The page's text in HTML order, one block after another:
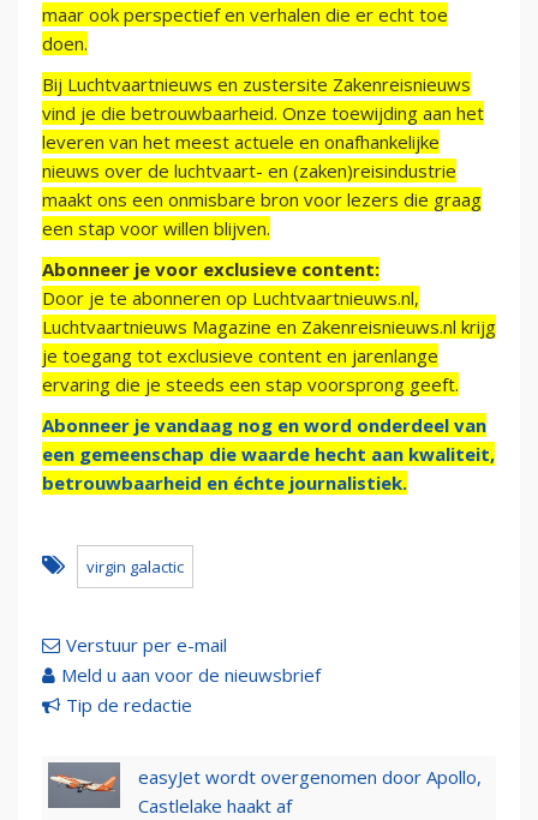
maar ook perspectief en verhalen die er echt toe
doen.
Bij Luchtvaartnieuws en zustersite Zakenreisnieuws
vind je die betrouwbaarheid. Onze toewijding aan het
leveren van het meest actuele en onafhankelijke
nieuws over de luchtvaart- en (zaken)reisindustrie
maakt ons een onmisbare bron voor lezers die graag
een stap voor willen blijven.
Abonneer je voor exclusieve content:
Door je te abonneren op Luchtvaartnieuws.nl,
Luchtvaartnieuws Magazine en Zakenreisnieuws.nl krijg
je toegang tot exclusieve content en jarenlange
ervaring die je steeds een stap voorsprong geeft.
Abonneer je vandaag nog en word onderdeel van
een gemeenschap die waarde hecht aan kwaliteit,
betrouwbaarheid en échte journalistiek.
virgin galactic
Verstuur per e-mail
Meld u aan voor de nieuwsbrief
Tip de redactie
easyJet wordt overgenomen door Apollo,
Castlelake haakt af